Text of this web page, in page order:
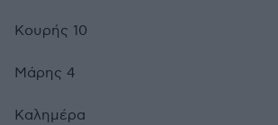
Κουρής 10
Μάρης 4
Καλημέρα